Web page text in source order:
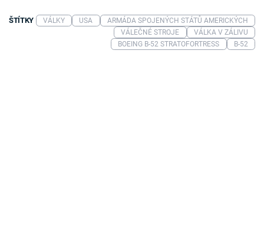
ŠTÍTKY VÁLKY USA
ARMÁDA SPOJENÝCH STÁTŮ AMERICKÝCH
VÁLEČNÉ STROJE
VÁLKA V ZÁLIVU
BOEING B-52 STRATOFORTRESS
B-52